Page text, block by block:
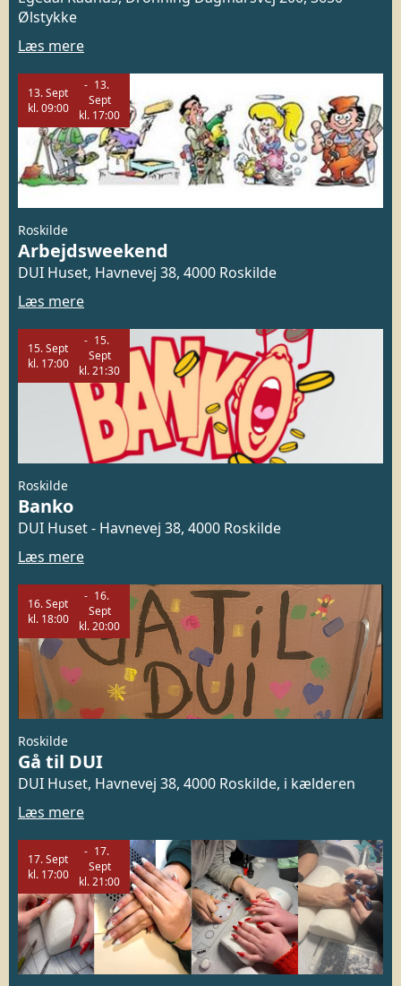
Ølstykke
Læs mere
13.Sept
kl.09:00
13.
Sept
kl. 17:00
Roskilde
Arbejdsweekend
DUI Huset, Havnevej 38, 4000 Roskilde
Læs mere
15.Sept
kl. 17:00
15.
Sept
kl.21:30
Roskilde
Banko
DUI Huset - Havnevej 38, 4000 Roskilde
Læs mere
16.Sept
kl. 18:00
16.
Sept
kl.20:00
Roskilde
Gå til DUI
DUI Huset, Havnevej 38, 4000 Roskilde, i kælderen
Læs mere
17.Sept
kl. 17:00
17.
Sept
kl.21:00